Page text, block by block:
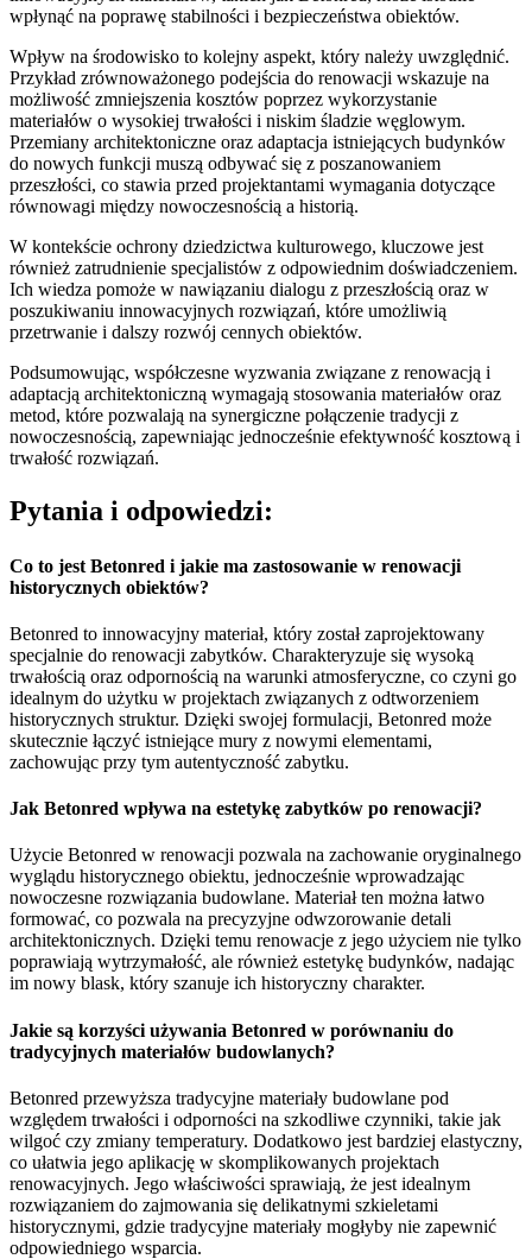
wpłynąć na poprawę stabilności i bezpieczeństwa obiektów.
Wpływ na środowisko to kolejny aspekt, który należy uwzględnić.
Przykład zrównoważonego podejścia do renowacji wskazuje na
możliwość zmniejszenia kosztów poprzez wykorzystanie
materiałów o wysokiej trwałości i niskim śladzie węglowym.
Przemiany architektoniczne oraz adaptacja istniejących budynków
do nowych funkcji muszą odbywać się z poszanowaniem
przeszłości, co stawia przed projektantami wymagania dotyczące
równowagi między nowoczesnością a historią.
W kontekście ochrony dziedzictwa kulturowego, kluczowe jest
również zatrudnienie specjalistów z odpowiednim doświadczeniem.
Ich wiedza pomoże w nawiązaniu dialogu z przeszłością oraz w
poszukiwaniu innowacyjnych rozwiązań, które umożliwią
przetrwanie i dalszy rozwój cennych obiektów.
Podsumowując, współczesne wyzwania związane z renowacją i
adaptacją architektoniczną wymagają stosowania materiałów oraz
metod, które pozwalają na synergiczne połączenie tradycji z
nowoczesnością, zapewniając jednocześnie efektywność kosztową i
trwałość rozwiązań.
Pytania i odpowiedzi:
Co to jest Betonred i jakie ma zastosowanie w renowacji
historycznych obiektów?
Betonred to innowacyjny materiał, który został zaprojektowany
specjalnie do renowacji zabytków. Charakteryzuje się wysoką
trwałością oraz odpornością na warunki atmosferyczne, co czyni go
idealnym do użytku w projektach związanych z odtworzeniem
historycznych struktur. Dzięki swojej formulacji, Betonred może
skutecznie łączyć istniejące mury z nowymi elementami,
zachowując przy tym autentyczność zabytku.
Jak Betonred wpływa na estetykę zabytków po renowacji?
Użycie Betonred w renowacji pozwala na zachowanie oryginalnego
wyglądu historycznego obiektu, jednocześnie wprowadzając
nowoczesne rozwiązania budowlane. Materiał ten można łatwo
formować, co pozwala na precyzyjne odwzorowanie detali
architektonicznych. Dzięki temu renowacje z jego użyciem nie tylko
poprawiają wytrzymałość, ale również estetykę budynków, nadając
im nowy blask, który szanuje ich historyczny charakter.
Jakie są korzyści używania Betonred w porównaniu do
tradycyjnych materiałów budowlanych?
Betonred przewyższa tradycyjne materiały budowlane pod
względem trwałości i odporności na szkodliwe czynniki, takie jak
wilgoć czy zmiany temperatury. Dodatkowo jest bardziej elastyczny,
co ułatwia jego aplikację w skomplikowanych projektach
renowacyjnych. Jego właściwości sprawiają, że jest idealnym
rozwiązaniem do zajmowania się delikatnymi szkieletami
historycznymi, gdzie tradycyjne materiały mogłyby nie zapewnić
odpowiedniego wsparcia.